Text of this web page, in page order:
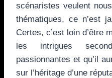
scénaristes veulent
thématiques, ce n’est
Certes, c’est loin d’être
les intrigues
passionnantes et qu’il
sur l’héritage d’une